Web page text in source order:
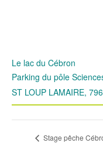
Le lac du Cébron
Parking du pôle
ST LOUP LAMAIRE,
Stage pêche